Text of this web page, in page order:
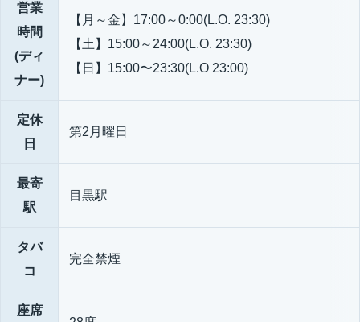
営業
時間
(ディ
ナー)
【月～金】17:00～0:00(L.O. 23:30)
【土】15:00～24:00(L.O. 23:30)
【日】15:00〜23:30(L.O 23:00)
定休
日
第2月曜日
最寄
駅
目黒駅
タバ
コ
完全禁煙
座席